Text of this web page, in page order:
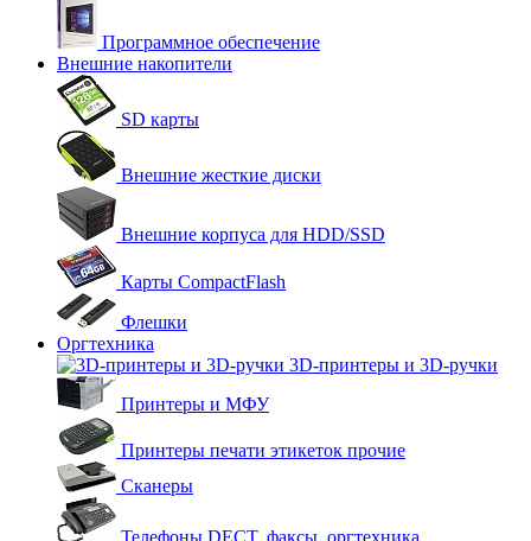
Программное обеспечение
Внешние накопители
SD карты
Внешние жесткие диски
Внешние корпуса для HDD/SSD
Карты CompactFlash
Флешки
Оргтехника
3D-принтеры и 3D-ручки
Принтеры и МФУ
Принтеры печати этикеток прочие
Сканеры
Телефоны DECT, факсы, оргтехника